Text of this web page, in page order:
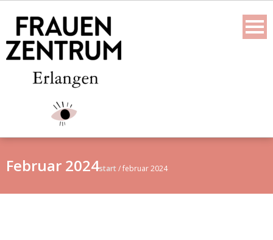
content
Februar 2024start /februar 2024